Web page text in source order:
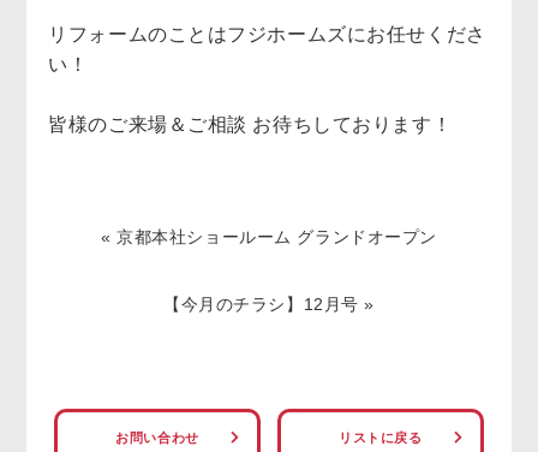
リフォームのことはフジホームズにお任せくださ
い！
皆様のご来場＆ご相談 お待ちしております！
«京都本社ショールーム グランドオープン
【今月のチラシ】12月号 »
お問い合わせ リストに戻る